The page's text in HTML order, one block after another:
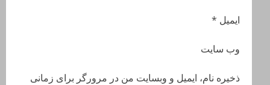
ایمیل *
وب‌ سایت
ذخیره نام، ایمیل و وبسایت من در مرورگر برای زمانی